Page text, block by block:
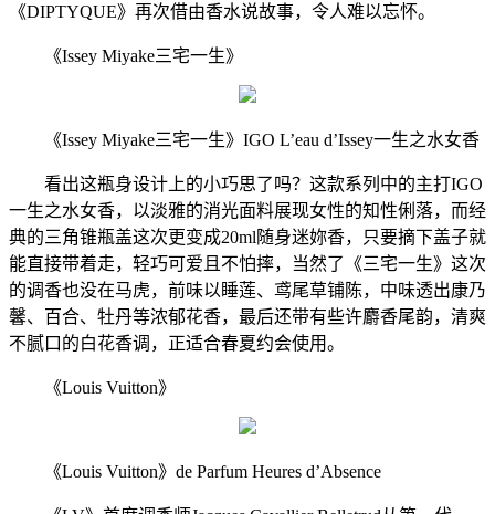
《DIPTYQUE》再次借由香水说故事，令人难以忘怀。
《Issey Miyake三宅一生》
《Issey Miyake三宅一生》IGO L’eau d’Issey一生之水女香
看出这瓶身设计上的小巧思了吗？这款系列中的主打IGO
一生之水女香，以淡雅的消光面料展现女性的知性俐落，而经
典的三角锥瓶盖这次更变成20ml随身迷妳香，只要摘下盖子就
能直接带着走，轻巧可爱且不怕摔，当然了《三宅一生》这次
的调香也没在马虎，前味以睡莲、鸢尾草铺陈，中味透出康乃
馨、百合、牡丹等浓郁花香，最后还带有些许麝香尾韵，清爽
不腻口的白花香调，正适合春夏约会使用。
《Louis Vuitton》
《Louis Vuitton》de Parfum Heures d’Absence